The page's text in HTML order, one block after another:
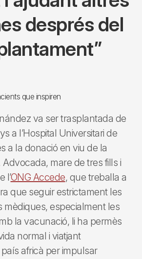
després del
que inspiren
va ser trasplantada de
a l’Hospital Universitari de
a la donació en viu de la
mare de tres fills i
l’ONG Accede, que treballa a
que seguir estrictament les
mèdiques, especialment les
la vacunació, li ha permès
normal i viatjant
africà per impulsar